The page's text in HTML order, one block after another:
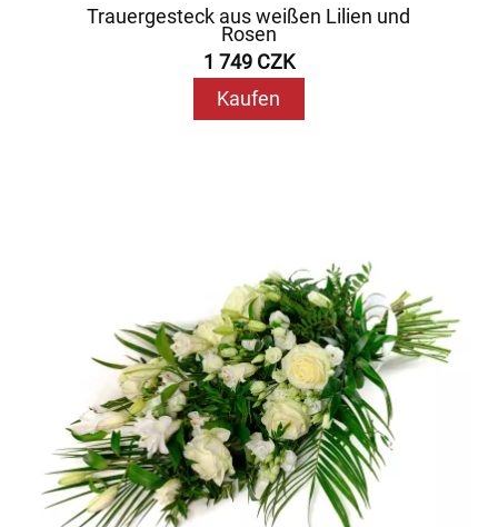
Trauergesteck aus weißen Lilien und
Rosen
1 749 CZK
Kaufen